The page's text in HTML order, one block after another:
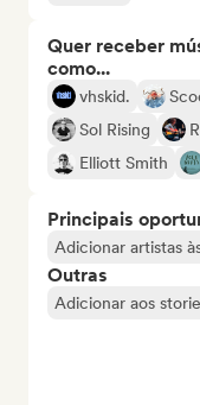
Quer receber
como...
vhskid.
Sol Rising
Elliott Smith
Principais
Adicionar artistas
Outras
Adicionar aos